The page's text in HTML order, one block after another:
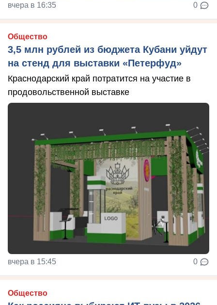
вчера в 16:35 0
Общество
3,5 млн рублей из бюджета Кубани уйдут
на стенд для выставки «Петерфуд»
Краснодарский край потратится на участие в
продовольственной выставке
вчера в 15:45 0
Общество